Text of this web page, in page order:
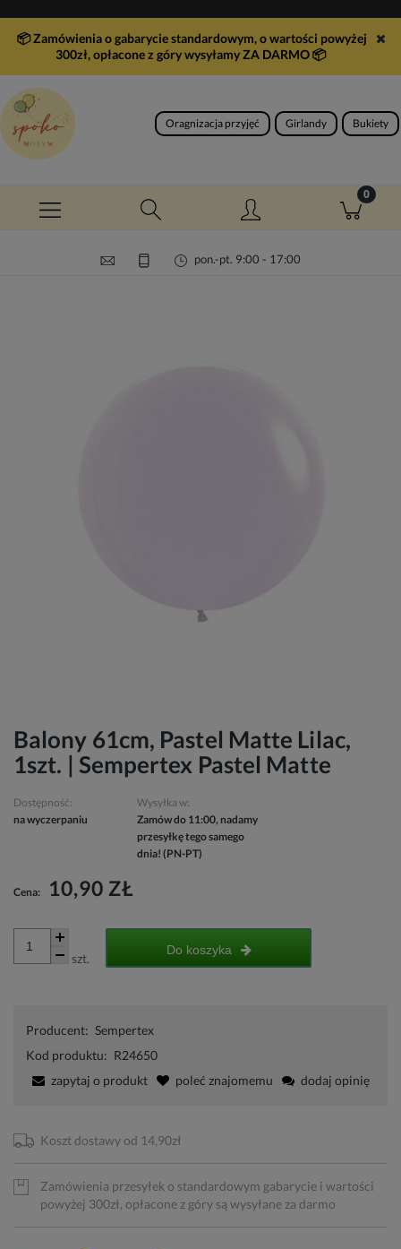
📦 Zamówienia o gabarycie standardowym, o wartości powyżej
300zł, opłacone z góry wysyłamy ZA DARMO📦
Oragnizacja przyjęć Girlandy Bukiety
pon.-pt. 9:00 - 17:00
Balony 61cm, Pastel Matte Lilac,
1szt. | Sempertex Pastel Matte
Dostępność:
na wyczerpaniu
Wysyłka w:
Zamów do 11:00, nadamy
przesyłkę tego samego
dnia! (PN-PT)
Cena: 10,90 ZŁ
szt.
Do koszyka
Producent: Sempertex
Kod produktu: R24650
zapytaj o produkt
poleć znajomemu dodaj opinię
Koszt dostawy od 14,90zł
Zamówienia przesyłek o standardowym gabarycie i wartości
powyżej 300zł, opłacone z góry są wysyłane za darmo